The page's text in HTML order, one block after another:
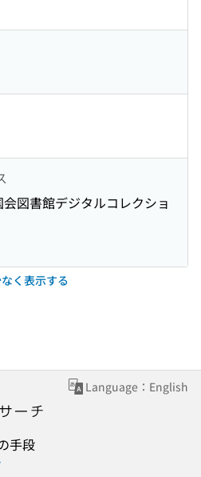
図書館デジタルコレクショ
く表示する
Language：English
手段